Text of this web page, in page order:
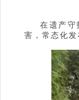
在遗产守
害，常态化